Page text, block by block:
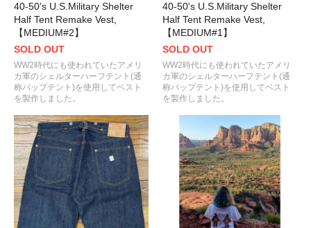
40-50's U.S.Military Shelter
Half Tent Remake Vest,
【MEDIUM#2】
SOLD OUT
WW2時代にも使われていたアメリ
カ軍のシェルターハーフテント(通
称パップテント)を使用してベスト
を製作しました。
40-50's U.S.Military Shelter
Half Tent Remake Vest,
【MEDIUM#1】
SOLD OUT
WW2時代にも使われていたアメリ
カ軍のシェルターハーフテント(通
称パップテント)を使用してベスト
を製作しました。